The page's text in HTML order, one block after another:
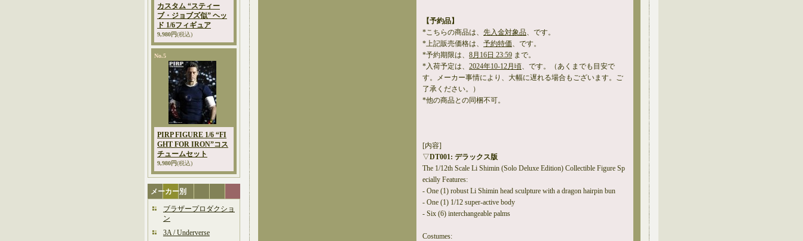
カスタム “スティー
ブ・ジョブズ似” ヘッ
ド 1/6フィギュア
9,980円(税込)
No.5
PIRP FIGURE 1/6 “FI
GHT FOR IRON”コス
チュームセット
9,980円(税込)
メーカー別
ブラザープロダクショ
ン
3A / Underverse
【予約品】
*こちらの商品は、 先入金対象品、です。
*上記販売価格は、 予約特価、です。
*予約期限は、 8月16日 23:59 まで。
*入荷予定は、 2024年10-12月頃、です。（あくまでも目安で
す。メーカー事情により、大幅に遅れる場合もございます。ご
了承ください。）
*他の商品との同梱不可。
[内容]
▽DT001: デラックス版
The 1/12th Scale Li Shimin (Solo Deluxe Edition) Collectible Figure Sp
ecially Features:
- One (1) robust Li Shimin head sculpture with a dragon hairpin bun
- One (1) 1/12 super-active body
- Six (6) interchangeable palms
Costumes: